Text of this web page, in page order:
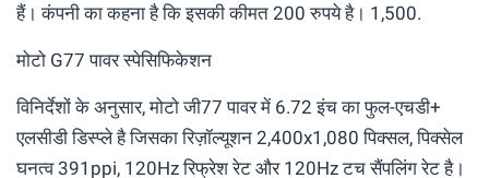
हैं। कंपनी का कहना है कि इसकी कीमत 200 रुपये है। 1,500.
मोटो G77 पावर स्पेसिफिकेशन
विनिर्देशों के अनुसार, मोटो जी77 पावर में 6.72 इंच का फुल-एचडी+
एलसीडी डिस्प्ले है जिसका रिज़ॉल्यूशन 2,400x1,080 पिक्सल, पिक्सेल
घनत्व 391ppi, 120Hz रिफ्रेश रेट और 120Hz टच सैंपलिंग रेट है।